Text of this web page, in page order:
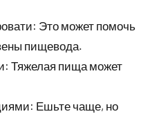
Это может помочь
пищевода.
Тяжелая пища может
Ешьте чаще, но